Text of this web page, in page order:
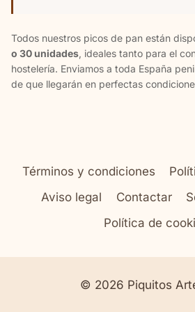
Todos nuestros picos de pan están
o 30 unidades, ideales tanto para el
hostelería. Enviamos a toda España
de que llegarán en perfectas
Términos y condiciones
Aviso legal
Contactar
Política de
© 2026 Piquitos